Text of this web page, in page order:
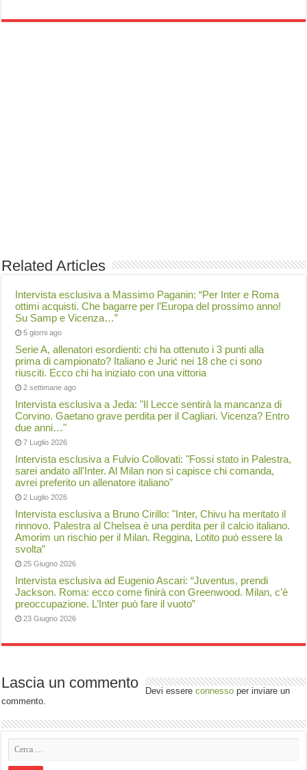
Related Articles
Intervista esclusiva a Massimo Paganin: “Per Inter e Roma
ottimi acquisti. Che bagarre per l’Europa del prossimo anno!
Su Samp e Vicenza…”
5 giorni ago
Serie A, allenatori esordienti: chi ha ottenuto i 3 punti alla
prima di campionato? Italiano e Jurić nei 18 che ci sono
riusciti. Ecco chi ha iniziato con una vittoria
2 settimane ago
Intervista esclusiva a Jeda: "Il Lecce sentirà la mancanza di
Corvino. Gaetano grave perdita per il Cagliari. Vicenza? Entro
due anni…"
7 Luglio 2026
Intervista esclusiva a Fulvio Collovati: "Fossi stato in Palestra,
sarei andato all'Inter. Al Milan non si capisce chi comanda,
avrei preferito un allenatore italiano"
2 Luglio 2026
Intervista esclusiva a Bruno Cirillo: "Inter, Chivu ha meritato il
rinnovo. Palestra al Chelsea è una perdita per il calcio italiano.
Amorim un rischio per il Milan. Reggina, Lotito può essere la
svolta”
25 Giugno 2026
Intervista esclusiva ad Eugenio Ascari: “Juventus, prendi
Jackson. Roma: ecco come finirà con Greenwood. Milan, c’è
preoccupazione. L’Inter può fare il vuoto”
23 Giugno 2026
Lascia un commento Devi essereconnesso per inviare un
commento.